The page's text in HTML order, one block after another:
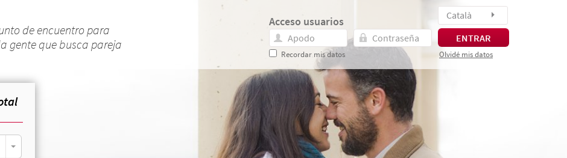
de encuentro para
gente que busca pareja
Acceso usuarios
Recordar mis datos
Català
ENTRAR
Olvidé mis datos